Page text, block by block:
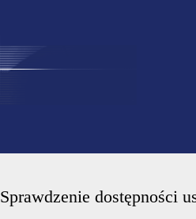
Sprawdzenie dostępności